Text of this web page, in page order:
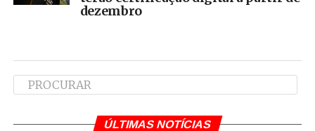
dezembro
ÚLTIMAS NOTÍCIAS